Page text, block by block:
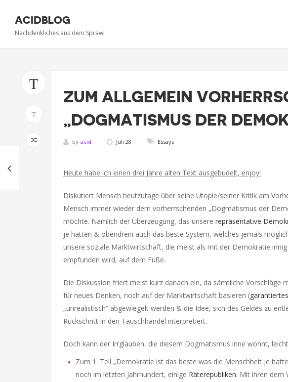
ACIDBLOG
Nachdenkliches aus dem Sprawl
T
T
ZUM ALLGEMEIN
„DOGMATISMUS DER
by acid Juli 28 Essays
Heute habe ich einen drei Jahre alten Text ausgebudelt, enjoy!
Diskutiert Mensch heutzutage über seine Utopie/seiner Kritik am
Mensch immer wieder dem vorherrschenden „Dogmatismus der
möchte. Nämlich der Überzeugung, das unsere repräsentative
je hatten & obendrein auch das beste System, welches jemals
unsere soziale Marktwirtschaft, die meist als mit der Demokratie
empfunden wird, auf dem Fuße.
Die Diskussion friert meist kurz danach ein, da sämtliche Vorschläge
für neues Denken, noch auf der Marktwirtschaft basieren (
„unrealistisch“ abgewiegelt werden & die Idee, sich des Geldes zu
Rückschritt in den Tauschhandel interpretiert.
Doch kann der Irrglauben, die diesem Dogmatismus inne wohnt,
Zum 1. Teil „Demokratie ist das beste was die Menschheit je
noch im letzten Jahrhundert, einige Räterepubliken. Mit ihren dem